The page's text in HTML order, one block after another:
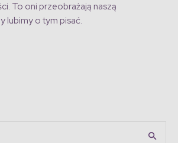
To oni przeobrażają naszą
lubimy o tym pisać.